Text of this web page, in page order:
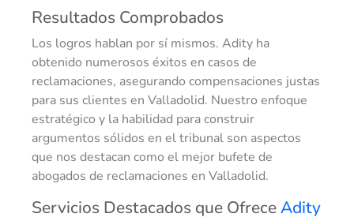
Resultados Comprobados
Los logros hablan por sí mismos. Adity ha
obtenido numerosos éxitos en casos de
reclamaciones, asegurando compensaciones justas
para sus clientes en Valladolid. Nuestro enfoque
estratégico y la habilidad para construir
argumentos sólidos en el tribunal son aspectos
que nos destacan como el mejor bufete de
abogados de reclamaciones en Valladolid.
Servicios Destacados que OfreceAdity